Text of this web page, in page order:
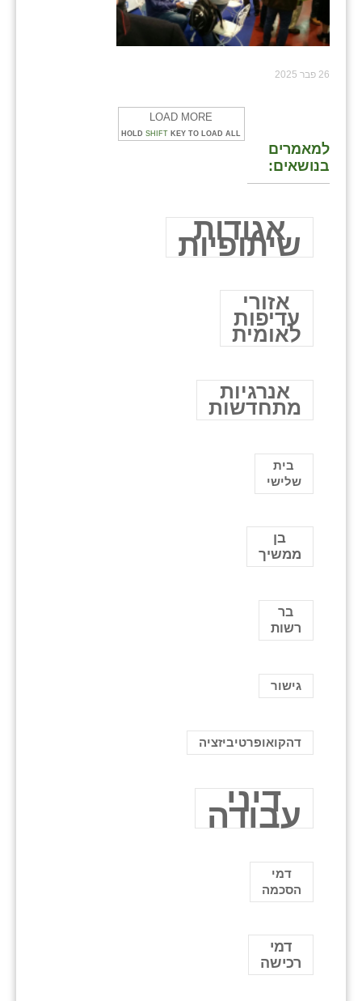
26 פבר 2025
LOAD MORE
HOLD SHIFT KEY TO LOAD ALL
למאמרים
בנושאים:
אגודות
שיתופיות
אזורי
עדיפות
לאומית
אנרגיות
מתחדשות
בית
שלישי
בן
ממשיך
בר
רשות
גישור
דהקואופרטיביזציה
דיני
עבודה
דמי
הסכמה
דמי
רכישה